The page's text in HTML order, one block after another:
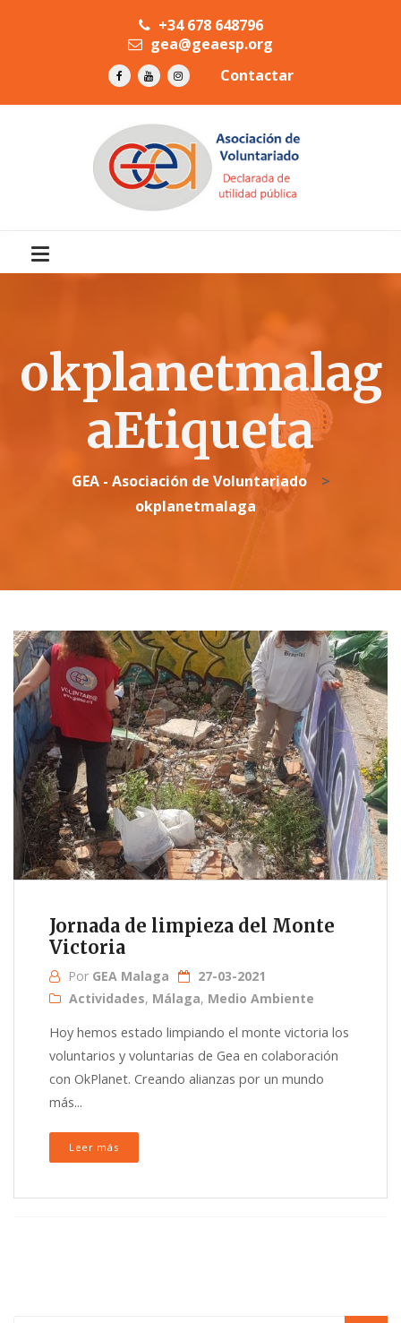
+34 678 648796
gea@geaesp.org
Contactar
okplanetmalag
aEtiqueta
GEA - Asociación de Voluntariado
>
okplanetmalaga
Jornada de limpieza del Monte
Victoria
Por GEA Malaga
27-03-2021
Actividades, Málaga, Medio Ambiente
Hoy hemos estado limpiando el monte victoria los
voluntarios y voluntarias de Gea en colaboración
con OkPlanet. Creando alianzas por un mundo
más...
Leer más